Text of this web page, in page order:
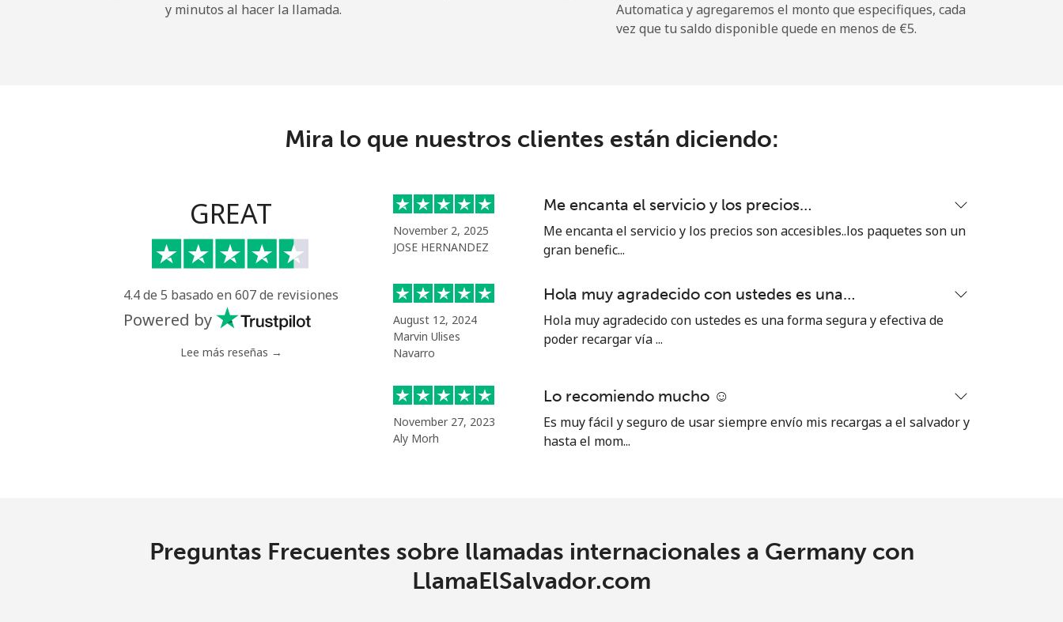
Gibraltar
Celular ⁦1.5¢⁩ 665 min por ⁦€10⁩ ⁦7¢⁩
Greenland
Línea fija ⁦9.5¢⁩ 105 min por ⁦€10⁩
Celular ⁦10.5¢⁩ 95 min por ⁦€10⁩
⁦15.5¢⁩ 64 min por ⁦€10⁩
Línea fija ⁦16.5¢⁩ 60 min por ⁦€10⁩ -
y minutos al hacer la llamada.
Automatica y agregaremos el monto que especifiques, cada
vez que tu saldo disponible quede en menos de ⁦€5⁩.
Mira lo que nuestros clientes están diciendo:
GREAT
4.4 de 5 basado en 607 de revisiones
Powered by
Lee más reseñas →
November 2, 2025
JOSE HERNANDEZ
Me encanta el servicio y los precios…
Me encanta el servicio y los precios son accesibles..los paquetes son un
gran benefic...
August 12, 2024
Marvin Ulises
Navarro
Hola muy agradecido con ustedes es una…
Hola muy agradecido con ustedes es una forma segura y efectiva de
poder recargar vía ...
November 27, 2023
Aly Morh
Lo recomiendo mucho ☺️
Es muy fácil y seguro de usar siempre envío mis recargas a el salvador y
hasta el mom...
Preguntas Frecuentes sobre llamadas internacionales a Germany con
LlamaElSalvador.com